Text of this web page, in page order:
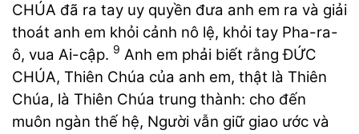
CHÚA đã ra tay uy quyền đưa anh em ra và giải
thoát anh em khỏi cảnh nô lệ, khỏi tay Pha-ra-
ô, vua Ai-cập. 9 Anh em phải biết rằng ĐỨC
CHÚA, Thiên Chúa của anh em, thật là Thiên
Chúa, là Thiên Chúa trung thành: cho đến
muôn ngàn thế hệ, Người vẫn giữ giao ước và